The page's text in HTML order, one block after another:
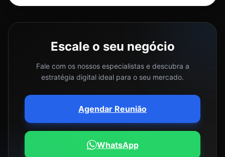
Escale o seu negócio
Fale com os nossos especialistas e descubra a
estratégia digital ideal para o seu mercado.
Agendar Reunião
WhatsApp